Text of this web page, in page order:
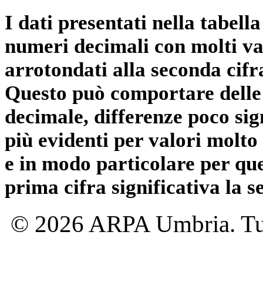
I dati presentati nella
numeri decimali con molti
arrotondati alla seconda
Questo può comportare
decimale, differenze poco
più evidenti per valori
e in modo particolare per
prima cifra significativa la
© 2026 ARPA Umbria.